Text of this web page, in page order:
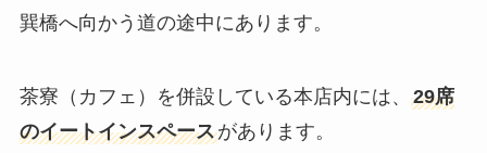
巽橋へ向かう道の途中にあります。
茶寮（カフェ）を併設している本店内には、 29席
のイートインスペースがあります。